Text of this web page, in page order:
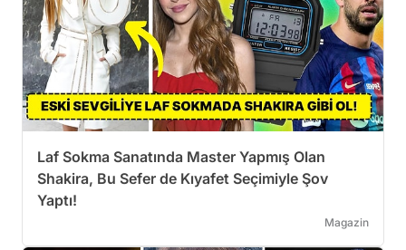
Laf Sokma Sanatında Master Yapmış Olan
Shakira, Bu Sefer de Kıyafet Seçimiyle Şov
Yaptı!
Magazin